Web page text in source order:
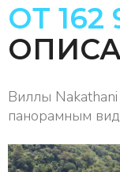
ОТ 162
Виллы
панорамным